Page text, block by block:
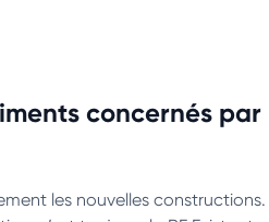
concernés par
les nouvelles constructions.